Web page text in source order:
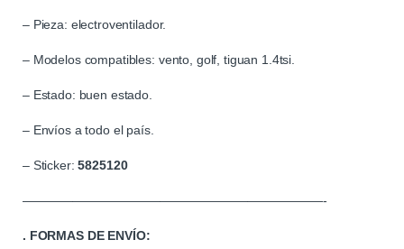
– Pieza: electroventilador.
– Modelos compatibles: vento, golf, tiguan 1.4tsi.
– Estado: buen estado.
– Envíos a todo el país.
– Sticker: 5825120
————————————————————————-
. FORMAS DE ENVÍO: